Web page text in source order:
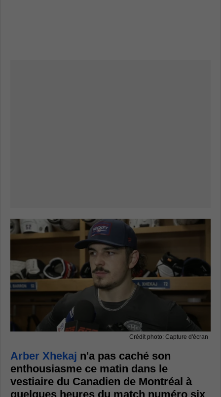
Crédit photo: Capture d'écran
Arber Xhekaj n'a pas caché son
enthousiasme ce matin dans le
vestiaire du Canadien de Montréal à
quelques heures du match numéro six